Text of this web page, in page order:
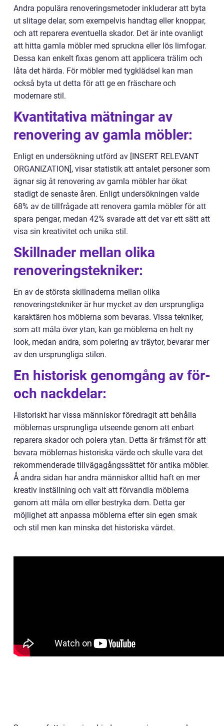
Andra populära renoveringsmetoder inkluderar att byta
ut slitage delar, som exempelvis handtag eller knoppar,
och att reparera eventuella skador. Det är inte ovanligt
att hitta gamla möbler med spruckna eller lös limfogar.
Dessa kan enkelt fixas genom att applicera trälim och
låta det härda. För möbler med tygklädsel kan man
också byta ut detta för att ge en fräschare och
modernare stil.
Kvantitativa mätningar av
renovering av gamla möbler:
Enligt en undersökning utförd av [INSERT RELEVANT
ORGANIZATION], visar statistik att antalet personer som
ägnar sig åt renovering av gamla möbler har ökat
stadigt de senaste åren. Enligt undersökningen valde
68% av de tillfrågade att renovera gamla möbler för att
spara pengar, medan 42% svarade att det var ett sätt att
visa sin kreativitet och unika stil.
Skillnader mellan olika
renoveringstekniker:
En av de största skillnaderna mellan olika
renoveringstekniker är hur mycket av den ursprungliga
karaktären hos möblerna som bevaras. Vissa tekniker,
som att måla över ytan, kan ge möblerna en helt ny
look, medan andra, som polering av träytor, bevarar mer
av den ursprungliga stilen.
En historisk genomgång av för-
och nackdelar:
Historiskt har vissa människor föredragit att behålla
möblernas ursprungliga utseende genom att enbart
reparera skador och polera ytan. Detta är främst för att
bevara möblernas historiska värde och skulle vara det
rekommenderade tillvägagångssättet för antika möbler.
Å andra sidan har andra människor alltid haft en mer
kreativ inställning och valt att förvandla möblerna
genom att måla om eller bestryka dem. Detta ger
möjlighet att anpassa möblerna efter sin egen smak
och stil men kan minska det historiska värdet.